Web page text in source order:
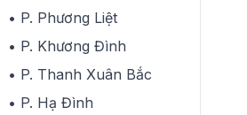
• P. Phương Liệt
• P. Khương Đình
• P. Thanh Xuân Bắc
• P. Hạ Đình